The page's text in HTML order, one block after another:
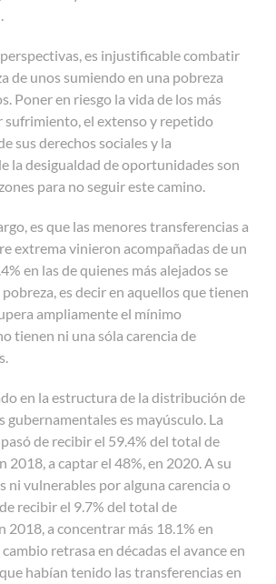
es injustificable combatir
de unos sumiendo en una pobreza
Poner en riesgo la vida de los más
sufrimiento, el extenso y repetido
sus derechos sociales y la
la desigualdad de oportunidades son
para no seguir este camino.
es que las menores transferencias a
extrema vinieron acompañadas de un
en las de quienes más alejados se
es decir en aquellos que tienen
ampliamente el mínimo
tienen ni una sóla carencia de
en la estructura de la distribución de
gubernamentales es mayúsculo. La
de recibir el 59.4% del total de
2018, a captar el 48%, en 2020. A su
ni vulnerables por alguna carencia o
recibir el 9.7% del total de
2018, a concentrar más 18.1% en
retrasa en décadas el avance en
habían tenido las transferencias en